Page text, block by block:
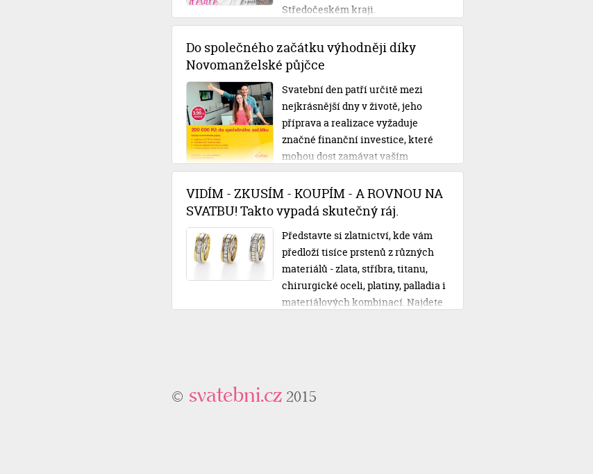
Středočeském kraji.
Do společného začátku výhodněji díky
Novomanželské půjčce
Svatební den patří určitě mezi
nejkrásnější dny v životě, jeho
příprava a realizace vyžaduje
značné finanční investice, které
mohou dost zamávat vaším
rozpočtem. S Novomanželskou
půjčkou od Cofidisu se však o své
posvatební plány nemusíte obávat.
VIDÍM - ZKUSÍM - KOUPÍM - A ROVNOU NA
SVATBU! Takto vypadá skutečný ráj.
Představte si zlatnictví, kde vám
předloží tisíce prstenů z různých
materiálů - zlata, stříbra, titanu,
chirurgické oceli, platiny, palladia i
materiálových kombinací. Najdete
© svatebni.cz 2015